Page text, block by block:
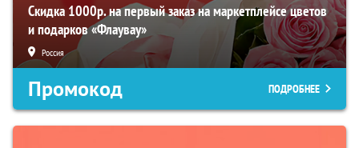
Скидка 1000р. на первый заказ на маркетплейсе цветов
и подарков «Флаувау»
Россия
Промокод ПОДРОБНЕЕ